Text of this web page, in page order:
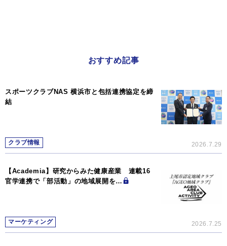
おすすめ記事
スポーツクラブNAS 横浜市と包括連携協定を締
結
クラブ情報 2026.7.29
【Academia】研究からみた健康産業 連載16
官学連携で「部活動」の地域展開を…
マーケティング 2026.7.25